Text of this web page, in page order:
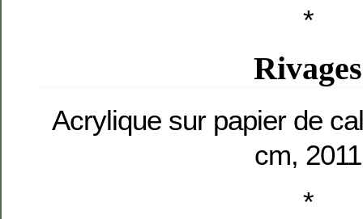
*
Rivages
Acrylique sur papier de
cm, 2011
*